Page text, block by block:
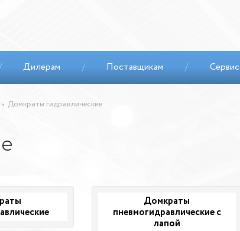
Дилерам / Поставщикам / Сервис
Домкраты гидравлические
Домкраты
пневмогидравлические с
лапой